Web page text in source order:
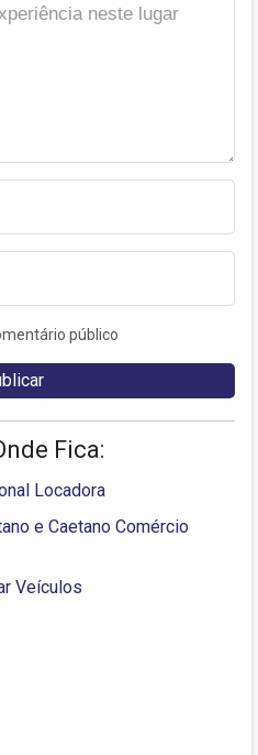
público
Fica:
Locadora
e Caetano Comércio
Veículos